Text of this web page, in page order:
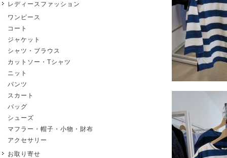
レディースファッション
ワンピース
コート
ジャケット
シャツ・ブラウス
カットソー・Tシャツ
ニット
パンツ
スカート
バッグ
シューズ
マフラー・帽子・小物・財布
アクセサリー
お取り寄せ